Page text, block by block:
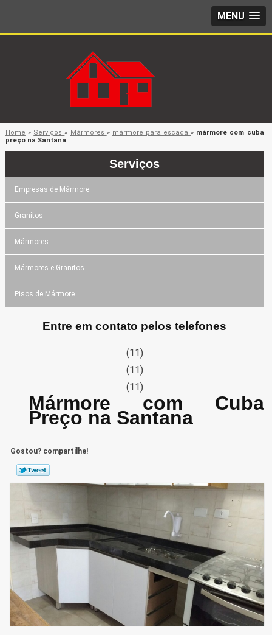
MENU
Home » Serviços» Mármores » mármore para escada» mármore com cuba
preço na Santana
Serviços
Empresas de Mármore
Granitos
Mármores
Mármores e Granitos
Pisos de Mármore
Entre em contato pelos telefones
(11)
(11)
(11)
Mármore com Cuba
Preço na Santana
Gostou? compartilhe!